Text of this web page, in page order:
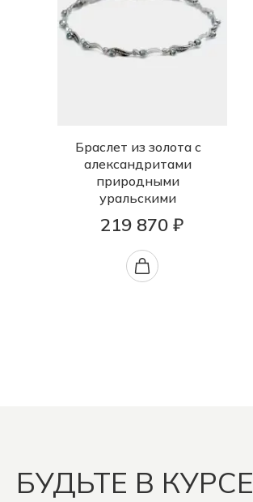
Браслет из золота с
александритами
природными
уральскими
219 870 ₽
БУДЬТЕ В КУРСЕ